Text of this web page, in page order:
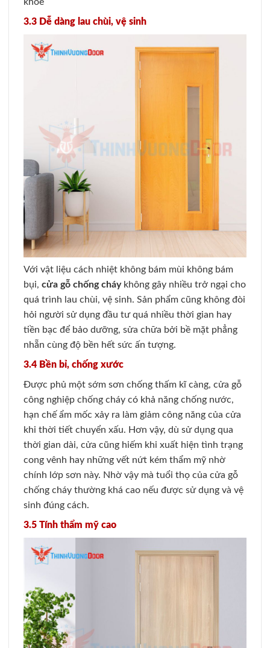
3.3 Dễ dàng lau chùi, vệ sinh
Với vật liệu cách nhiệt không bám mùi không bám
bụi, cửa gỗ chống cháykhông gây nhiều trở ngại cho
quá trình lau chùi, vệ sinh. Sản phẩm cũng không đòi
hỏi người sử dụng đầu tư quá nhiều thời gian hay
tiền bạc để bảo dưỡng, sửa chữa bởi bề mặt phẳng
nhẵn cùng độ bền hết sức ấn tượng.
3.4 Bền bỉ, chống xước
Được phủ một sớm sơn chống thấm kĩ càng, cửa gỗ
công nghiệp chống cháy có khả năng chống nước,
hạn chế ẩm mốc xảy ra làm giảm công năng của cửa
khi thời tiết chuyển xấu. Hơn vậy, dù sử dụng qua
thời gian dài, cửa cũng hiếm khi xuất hiện tình trạng
cong vênh hay những vết nứt kém thẩm mỹ nhờ
chính lớp sơn này. Nhờ vậy mà tuổi thọ của cửa gỗ
chống cháy thường khá cao nếu được sử dụng và vệ
sinh đúng cách.
3.5 Tính thẩm mỹ cao